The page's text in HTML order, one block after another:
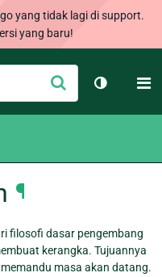
yang tidak lagi di support.
yang baru!
Ajukan
Ganti
¶
filosofi dasar pengembang
kerangka. Tujuannya
masa akan datang.